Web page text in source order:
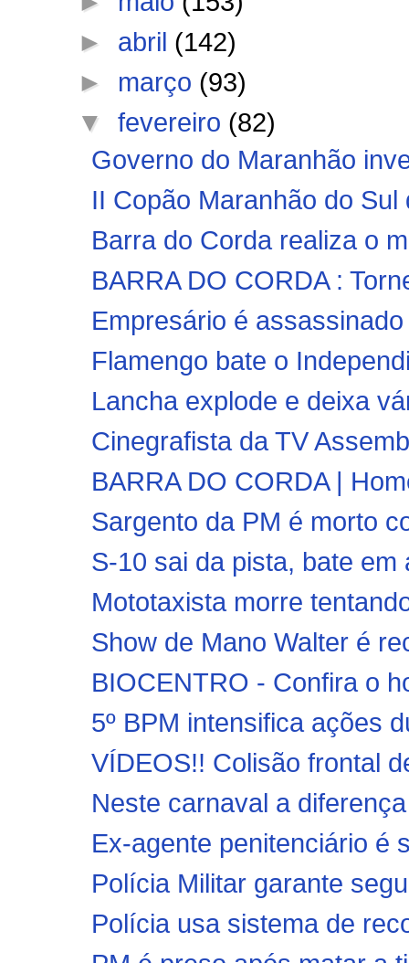
► abril (142)
► março (93)
▼fevereiro (82)
Governo do Maranhão
II Copão Maranhão do
Barra do Corda realiza o
BARRA DO CORDA :
Empresário é
Flamengo bate o
Lancha explode e deixa
Cinegrafista da TV
BARRA DO CORDA |
Sargento da PM é morto
S-10 sai da pista, bate
Mototaxista morre
Show de Mano Walter é
BIOCENTRO - Confira o
5º BPM intensifica ações
VÍDEOS!! Colisão frontal
Neste carnaval a
Ex-agente penitenciário é
Polícia Militar garante
Polícia usa sistema de